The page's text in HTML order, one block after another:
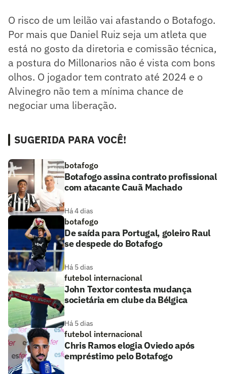
O risco de um leilão vai afastando o Botafogo.
Por mais que Daniel Ruiz seja um atleta que
está no gosto da diretoria e comissão técnica,
a postura do Millonarios não é vista com bons
olhos. O jogador tem contrato até 2024 e o
Alvinegro não tem a mínima chance de
negociar uma liberação.
SUGERIDA PARA VOCÊ!
botafogo
Botafogo assina contrato profissional
com atacante Cauã Machado
Há 4 dias
botafogo
De saída para Portugal, goleiro Raul
se despede do Botafogo
Há 5 dias
futebol internacional
John Textor contesta mudança
societária em clube da Bélgica
Há 5 dias
futebol internacional
Chris Ramos elogia Oviedo após
empréstimo pelo Botafogo